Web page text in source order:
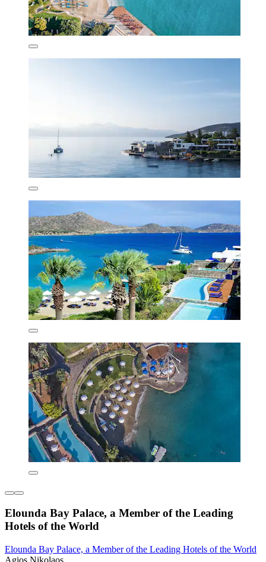
Elounda Bay Palace, a Member of the Leading
Hotels of the World
Elounda Bay Palace, a Member of the Leading Hotels of the World
Agios Nikolaos